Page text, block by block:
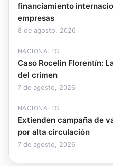
financiamiento
empresas
8 de agosto, 2026
NACIONALES
Caso Rocelin Florentín:
del crimen
7 de agosto, 2026
NACIONALES
Extienden campaña de
por alta circulación
7 de agosto, 2026